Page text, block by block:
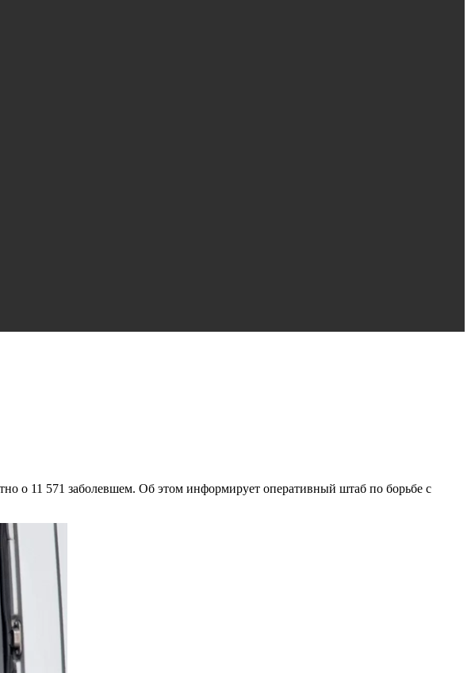
о 11 571 заболевшем. Об этом информирует оперативный штаб по борьбе с